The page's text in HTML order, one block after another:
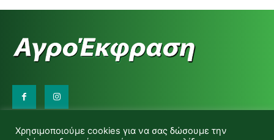
d.makas@yahoo.gr
Χρησιμοποιούμε cookies για να σας δώσουμε την